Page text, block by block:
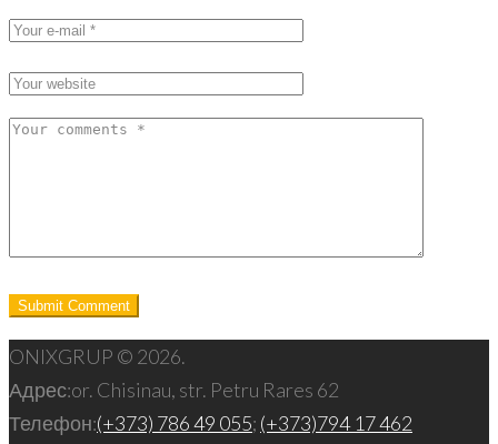
ONIXGRUP © 2026.
Адрес:or. Chisinau, str. Petru Rares 62
Телефон:(+373) 786 49 055; (+373)794 17 462